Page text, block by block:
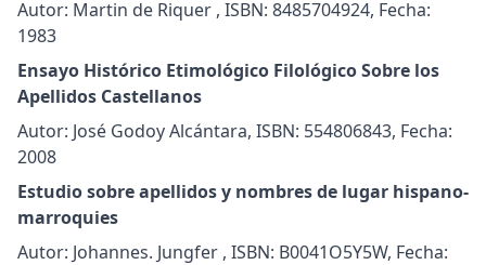
Autor: Martin de Riquer , ISBN: 8485704924, Fecha:
1983
Ensayo Histórico Etimológico Filológico Sobre los
Apellidos Castellanos
Autor: José Godoy Alcántara, ISBN: 554806843, Fecha:
2008
Estudio sobre apellidos y nombres de lugar hispano-
marroquies
Autor: Johannes. Jungfer , ISBN: B0041O5Y5W, Fecha: